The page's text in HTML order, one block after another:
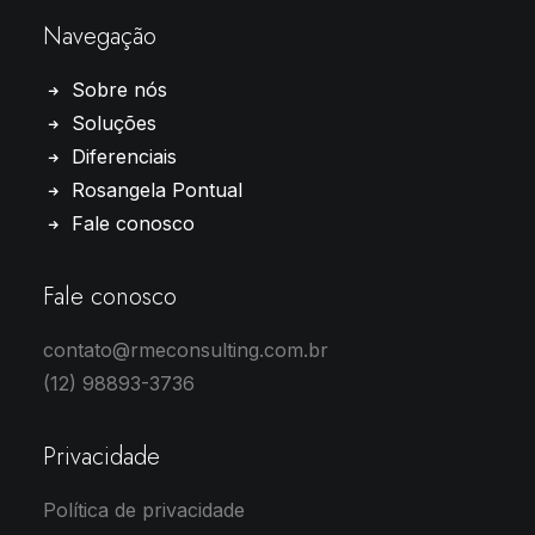
Navegação
Sobre nós
Soluções
Diferenciais
Rosangela Pontual
Fale conosco
Fale conosco
contato@rmeconsulting.com.br
(12) 98893-3736
Privacidade
Política de privacidade